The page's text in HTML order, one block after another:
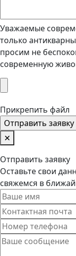
Уважаемые
только
просим не
современную
Прикрепить файл
✕
Отправить заявку
Оставьте свои
свяжемся в